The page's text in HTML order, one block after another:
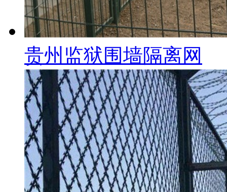
贵州监狱围墙隔离网